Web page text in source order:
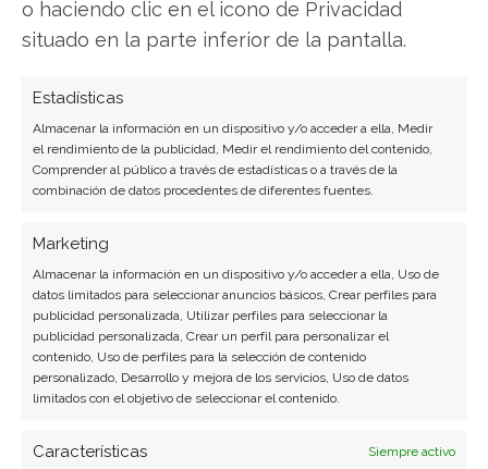
o haciendo clic en el icono de Privacidad
situado en la parte inferior de la pantalla.
Estadísticas
Almacenar la información en un dispositivo y/o acceder a ella, Medir
el rendimiento de la publicidad, Medir el rendimiento del contenido,
Comprender al público a través de estadísticas o a través de la
combinación de datos procedentes de diferentes fuentes.
Marketing
Almacenar la información en un dispositivo y/o acceder a ella, Uso de
datos limitados para seleccionar anuncios básicos, Crear perfiles para
publicidad personalizada, Utilizar perfiles para seleccionar la
publicidad personalizada, Crear un perfil para personalizar el
contenido, Uso de perfiles para la selección de contenido
personalizado, Desarrollo y mejora de los servicios, Uso de datos
limitados con el objetivo de seleccionar el contenido.
Características
Siempre activo
SOBRE EL AUTOR
Ingeniero de software convertido en escritor
tecnológico. Analiza las últimas tendencias en
hardware, software empresarial y computación en
la nube.
Ver todos los artículos →